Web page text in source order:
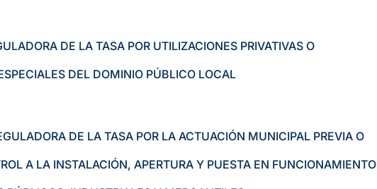
DE LA TASA POR UTILIZACIONES PRIVATIVAS O
DEL DOMINIO PÚBLICO LOCAL
DE LA TASA POR LA ACTUACIÓN MUNICIPAL PREVIA O
A LA INSTALACIÓN, APERTURA Y PUESTA EN FUNCIONAMIENTO